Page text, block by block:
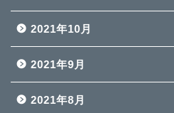
2021年10月
2021年9月
2021年8月